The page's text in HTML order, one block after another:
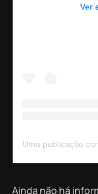
Ver
Ainda não há